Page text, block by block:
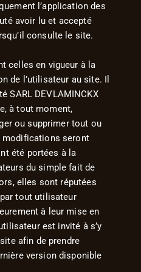
l’application des
avoir lu et accepté
consulte le site.
celles en vigueur à la
de l’utilisateur au site. Il
SARL DEVLAMINCKX
à tout moment,
ou supprimer tout ou
modifications seront
été portées à la
du simple fait de
elles sont réputées
tout utilisateur
à leur mise en
est invité à s’y
afin de prendre
version disponible